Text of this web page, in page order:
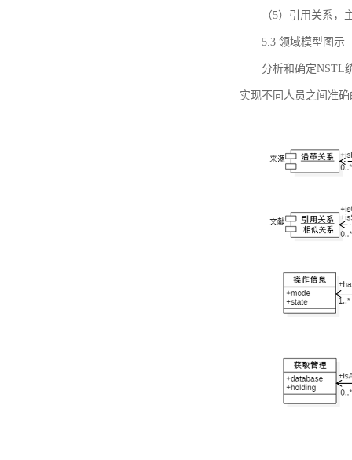
（5）引用关系，
5.3 领域模型图示
分析和确定NSTL
实现不同人员之间准